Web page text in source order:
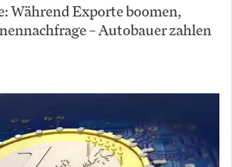
Während Exporte boomen,
– Autobauer zahlen